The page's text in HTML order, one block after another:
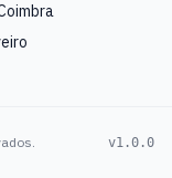
v1.0.0